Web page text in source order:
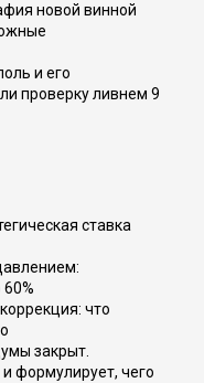
новой винной
и его
проверку ливнем 9
ставка
что
закрыт.
формулирует, чего